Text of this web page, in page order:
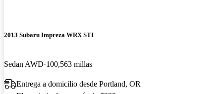
2013 Subaru Impreza WRX STI
Sedan AWD 100,563 millas
Entrega a domicilio desde Portland, OR